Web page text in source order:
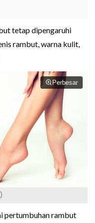
tetap dipengaruhi
rambut, warna kulit,
Perbesar
pertumbuhan rambut